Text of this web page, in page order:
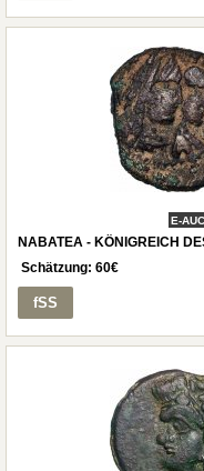
E-
NABATEA - KÖNIGREICH
Schätzung: 60€
fSS